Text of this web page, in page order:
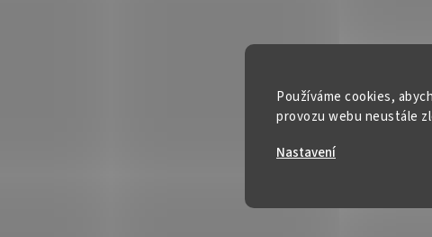
Používáme cookies,
provozu webu neustále
Nastavení